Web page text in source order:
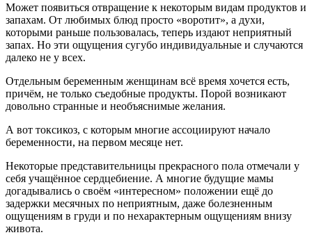
Может появиться отвращение к некоторым видам продуктов и
запахам. От любимых блюд просто «воротит», а духи,
которыми раньше пользовалась, теперь издают неприятный
запах. Но эти ощущения сугубо индивидуальные и случаются
далеко не у всех.
Отдельным беременным женщинам всё время хочется есть,
причём, не только съедобные продукты. Порой возникают
довольно странные и необъяснимые желания.
А вот токсикоз, с которым многие ассоциируют начало
беременности, на первом месяце нет.
Некоторые представительницы прекрасного пола отмечали у
себя учащённое сердцебиение. А многие будущие мамы
догадывались о своём «интересном» положении ещё до
задержки месячных по неприятным, даже болезненным
ощущениям в груди и по нехарактерным ощущениям внизу
живота.